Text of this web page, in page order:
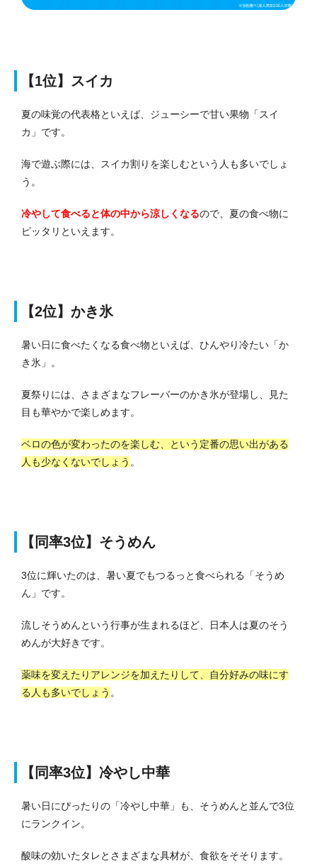
【1位】スイカ
夏の味覚の代表格といえば、ジューシーで甘い果物「スイ
カ」です。
海で遊ぶ際には、スイカ割りを楽しむという人も多いでしょ
う。
冷やして食べると体の中から涼しくなるので、夏の食べ物に
ピッタリといえます。
【2位】かき氷
暑い日に食べたくなる食べ物といえば、ひんやり冷たい「か
き氷」。
夏祭りには、さまざまなフレーバーのかき氷が登場し、見た
目も華やかで楽しめます。
ベロの色が変わったのを楽しむ、という定番の思い出がある
人も少なくないでしょう 。
【同率3位】そうめん
3位に輝いたのは、暑い夏でもつるっと食べられる「そうめ
ん」です。
流しそうめんという行事が生まれるほど、日本人は夏のそう
めんが大好きです。
薬味を変えたりアレンジを加えたりして、自分好みの味にす
る人も多いでしょう 。
【同率3位】冷やし中華
暑い日にぴったりの「冷やし中華」も、そうめんと並んで3位
にランクイン。
酸味の効いたタレとさまざまな具材が、食欲をそそります。